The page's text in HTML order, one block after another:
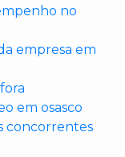
no
empresa em
em osasco
concorrentes